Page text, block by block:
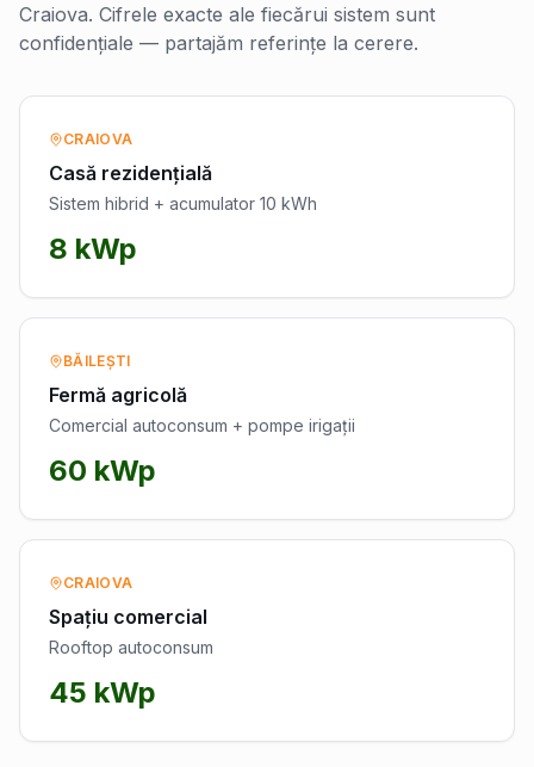
Craiova. Cifrele exacte ale fiecărui sistem sunt
confidențiale — partajăm referințe la cerere.
CRAIOVA
Casă rezidențială
Sistem hibrid + acumulator 10 kWh
8 kWp
BĂILEȘTI
Fermă agricolă
Comercial autoconsum + pompe irigații
60 kWp
CRAIOVA
Spațiu comercial
Rooftop autoconsum
45 kWp